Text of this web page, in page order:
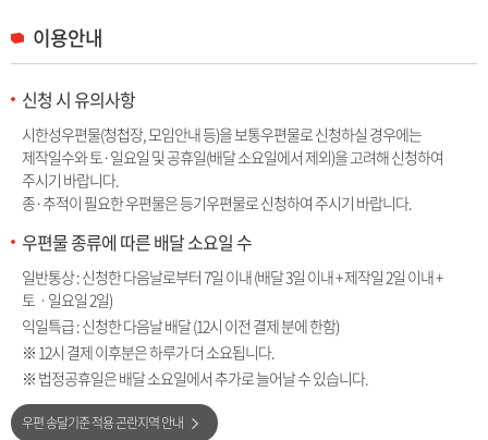
이용안내
신청 시 유의사항
시한성우편물(청첩장, 모임안내 등)을 보통우편물로 신청하실 경우에는
제작일수와 토·일요일 및 공휴일(배달 소요일에서 제외)을 고려해 신청하여
주시기 바랍니다.
종·추적이 필요한 우편물은 등기우편물로 신청하여 주시기 바랍니다.
우편물 종류에 따른 배달 소요일 수
일반통상 : 신청한 다음날로부터 7일 이내 (배달 3일 이내 + 제작일 2일 이내 +
토ㆍ일요일 2일)
익일특급 : 신청한 다음날 배달 (12시 이전 결제 분에 한함)
※ 12시 결제 이후분은 하루가 더 소요됩니다.
※ 법정공휴일은 배달 소요일에서 추가로 늘어날 수 있습니다.
우편 송달기준 적용 곤란지역 안내